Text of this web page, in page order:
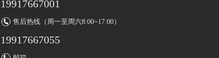
19917667001
售后热线（周一至周六8:00~17:00）
19917667055